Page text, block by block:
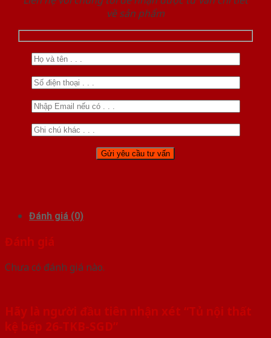
về sản phẩm
Đánh giá (0)
Đánh giá
Chưa có đánh giá nào.
Hãy là người đầu tiên nhận xét “Tủ nội thất
kệ bếp 26-TKB-SGD”